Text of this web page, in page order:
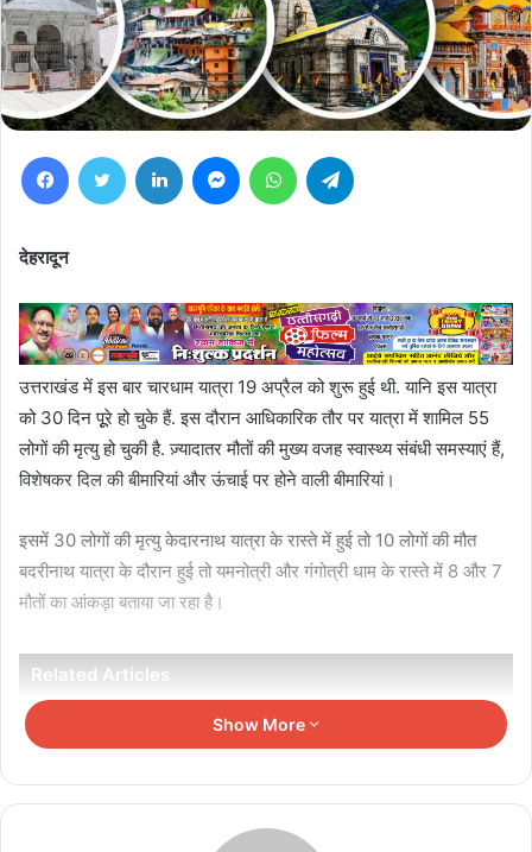
FacebookTwitter LinkedIn MessengerWhatsApp
देहरादून
उत्तराखंड में इस बार चारधाम यात्रा 19 अप्रैल को शुरू हुई थी. यानि इस यात्रा
को 30 दिन पूूरे हो चुके हैं. इस दौरान आधिकारिक तौर पर यात्रा में शामिल 55
लोगों की मृत्यु हो चुकी है. ज़्यादातर मौतों की मुख्य वजह स्वास्थ्य संबंधी समस्याएं हैं,
विशेषकर दिल की बीमारियां और ऊंचाई पर होने वाली बीमारियां।
इसमें 30 लोगों की मृत्यु केदारनाथ यात्रा के रास्ते में हुई तो 10 लोगों की मौत
बदरीनाथ यात्रा के दौरान हुई तो यमनोत्री और गंगोत्री धाम के रास्ते में 8 और 7
मौतों का आंकड़ा बताया जा रहा है।
Related Articles
Indian Railways Circular Journey Ticket:
August 6, 2026
Show More